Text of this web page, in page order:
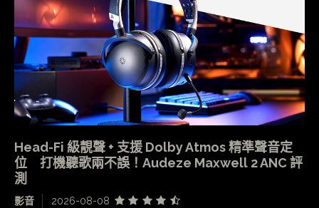
Head-Fi 級靚聲 + 支援 Dolby Atmos 精準聲音定
位 打機聽歌兩不誤！Audeze Maxwell 2 ANC 評
測
影音 2026-08-08